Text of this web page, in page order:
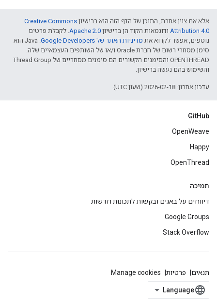
אלא אם צוין אחרת, התוכן של הדף הזה הוא ברישיון Creative Commons
Attribution 4.0‏ ודוגמאות הקוד הן ברישיון Apache 2.0‏. לקבלת פרטים
נוספים, אפשר לקרוא את מדיניות האתר של Google Developers‏
.‏ Java הוא
סימן מסחרי רשום של חברת Oracle ו/או של השותפים העצמאיים שלה.
‫OPENTHREAD והסימנים הקשורים הם סימנים מסחריים של Thread Group
והשימוש בהם נעשה ברישיון.
עדכון אחרון: 2026-02-18 (שעון UTC).
GitHub
OpenWeave
Happy
OpenThread
תמיכה
דיווחים על באגים ובקשות לתכונות חדשות
Google Groups
Stack Overflow
תנאים פרטיות Manage cookies